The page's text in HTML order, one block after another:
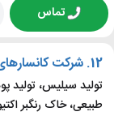
تماس
12. شرکت
تولید سیلیس، تولید
طبیعی، خاک رنگبر